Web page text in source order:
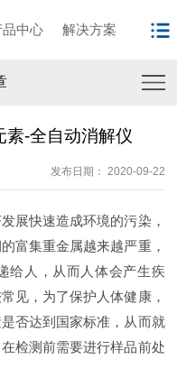
品中心 解决方案
素-全自动消解仪
发布日期： 2020-09-22
展快速造成环境的污染，
富集重金属越来越严重，
给人，从而人体会产生疾
见，为了保护人体健康，
否达到国家标准，从而就
检测前需要进行样品前处